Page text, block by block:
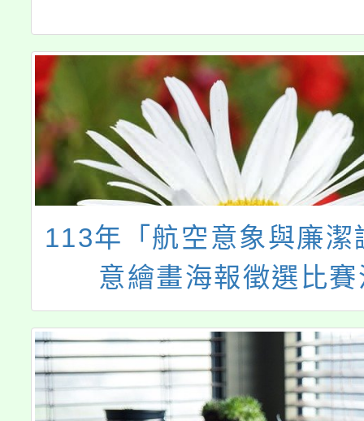
113年「航空意象與廉潔
意繪畫海報徵選比